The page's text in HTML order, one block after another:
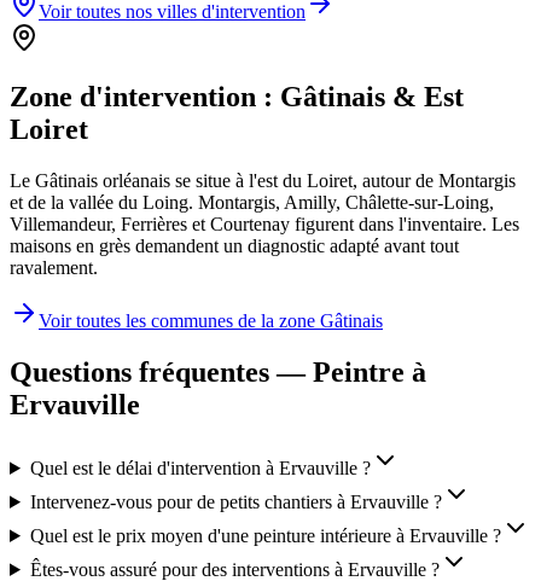
Voir toutes nos villes d'intervention
Zone d'intervention : Gâtinais & Est
Loiret
Le Gâtinais orléanais se situe à l'est du Loiret, autour de Montargis
et de la vallée du Loing. Montargis, Amilly, Châlette-sur-Loing,
Villemandeur, Ferrières et Courtenay figurent dans l'inventaire. Les
maisons en grès demandent un diagnostic adapté avant tout
ravalement.
Voir toutes les communes de la zone Gâtinais
Questions fréquentes — Peintre à
Ervauville
Quel est le délai d'intervention à Ervauville ?
Intervenez-vous pour de petits chantiers à Ervauville ?
Quel est le prix moyen d'une peinture intérieure à Ervauville ?
Êtes-vous assuré pour des interventions à Ervauville ?